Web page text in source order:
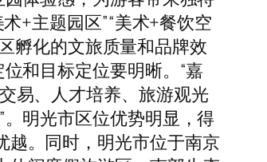
+主题园区”“美术+餐饮空
孵化的文旅质量和品牌效
和目标定位要明晰。“嘉
易、人才培养、旅游观光
明光市区位优势明显，得
越。同时，明光市位于南京